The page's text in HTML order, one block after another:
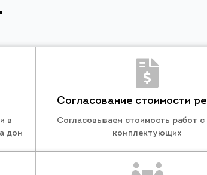
в
дом
Согласование стоимости
Согласовываем стоимость работ с
комплектующих